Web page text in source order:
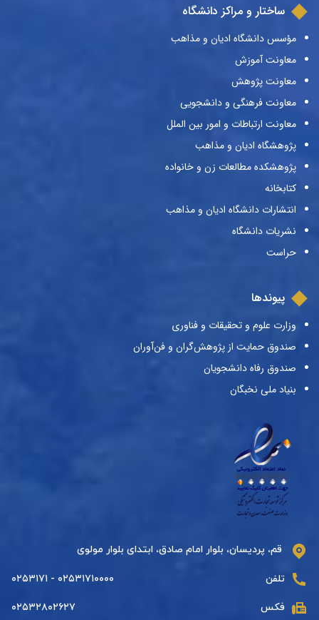
ساختار و مراکز دانشگاه
مؤسس دانشگاه ادیان و مذاهب
معاونت آموزش
معاونت پژوهش
معاونت فرهنگی و دانشجویی
معاونت ارتباطات و امور بین الملل
پژوهشگاه ادیان و مذاهب
پژوهشکده مطالعات زن و خانواده
کتابخانه
انتشارات دانشگاه ادیان و مذاهب
نشریات دانشگاه
حراست
پیوندها
وزارت علوم و تحقیقات و فناوری
صندوق حمایت از پژوهش‌گران و فن‌آوران
صندوق رفاه دانشجویان
بنیاد ملی نخبگان
قم، پردیسان، بلوار امام صادق، ابتدای بلوار مولوی
تلفن ۰۲۵۳۱۷۱۰۰۰۰ - ۰۲۵۳۱۷۱
فکس ۰۲۵۳۲۸۰۲۶۲۷